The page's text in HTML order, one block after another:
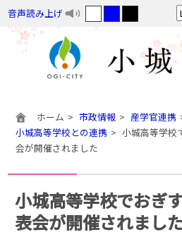
音声読み上げ
ホーム 市政情報
産学官連携
小城高等学校との連携
小城高等学校
会が開催されました
小城高等学校でおぎ
表会が開催されまし